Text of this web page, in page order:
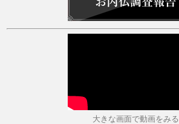
大きな画面で動画をみる